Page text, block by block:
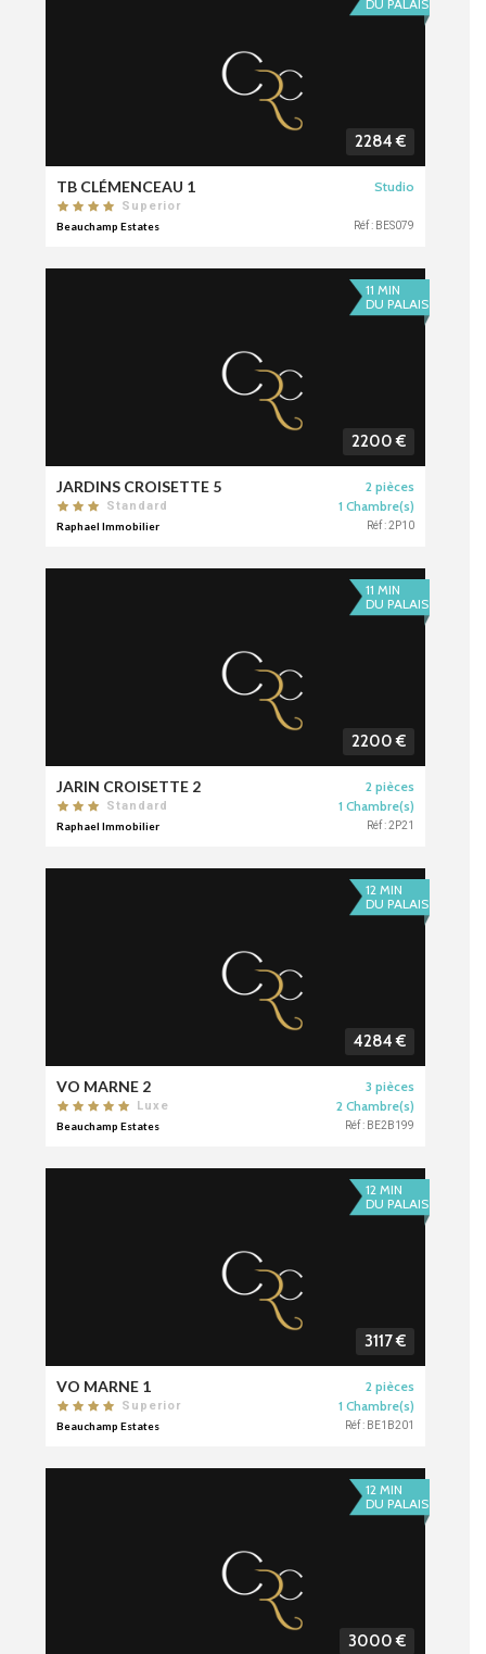
DU PALAIS
2284 €
TB CLÉMENCEAU 1 Studio
Superior
Beauchamp Estates Réf : BES079
11 MIN
DU PALAIS
2200 €
JARDINS CROISETTE 5 2 pièces
Standard 1 Chambre(s)
Raphael Immobilier Réf : 2P10
11 MIN
DU PALAIS
2200 €
JARIN CROISETTE 2 2 pièces
Standard 1 Chambre(s)
Raphael Immobilier Réf : 2P21
12 MIN
DU PALAIS
4284 €
VO MARNE 2 3 pièces
Luxe 2 Chambre(s)
Beauchamp Estates Réf : BE2B199
12 MIN
DU PALAIS
3117 €
VO MARNE 1 2 pièces
Superior 1 Chambre(s)
Beauchamp Estates Réf : BE1B201
12 MIN
DU PALAIS
3000 €